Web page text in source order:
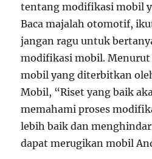
tentang modifikasi mobil
Baca majalah otomotif,
jangan ragu untuk
modifikasi mobil.
mobil yang diterbitkan
Mobil, “Riset yang baik
memahami proses
lebih baik dan
dapat merugikan mobil